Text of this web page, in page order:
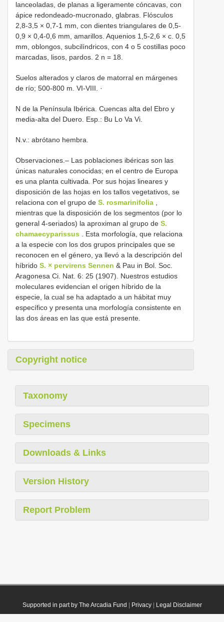
lanceoladas, de planas a ligeramente cóncavas, con
ápice redondeado-mucronado, glabras. Flósculos
2,8-3,5 × 0,7-1 mm, con dientes triangulares de 0,5-
0,9 × 0,4-0,6 mm, amarillos. Aquenios 1,5-2,6 × c. 0,5
mm, oblongos, subcilíndricos, con 4 o 5 costillas poco
marcadas, lisos, pardos. 2 n = 18.
Suelos alterados y claros de matorral en márgenes
de río; 500-800 m. VI-VIII. ·
N de la Península Ibérica. Cuencas alta del Ebro y
media-alta del Duero. Esp.: Bu Lo Va Vi.
N.v.: abrótano hembra.
Observaciones.– Las poblaciones ibéricas son las
únicas naturales conocidas; en el centro de Europa
es una planta cultivada. Por sus hojas lineares y
disposición de las hojas en los tallos vegetativos, se
relaciona con el grupo de S. rosmarinifolia ,
mientras que la disposición de los segmentos (por lo
general 4-seriados) la aproximan al grupo de S.
chamaecyparissus . Esta morfología, que relaciona
a la especie con los dos grupos principales que se
reconocen en el género, ya llevó a la descripción del
híbrido S. × pervirens Sennen & Pau in Bol. Soc.
Aragonesa Ci. Nat. 6: 25 (1907). Nuestros estudios
moleculares evidencian el origen híbrido de la
especie, la cual se ha adaptado a un hábitat muy
específico y presenta una morfología consistente en
las dos áreas en las que está presente.
Copyright notice
Taxonomy
Specimens
Downloads & Links
Version History
Report Problem
Supported in part by The Arcadia Fund Privacy| Legal Disclaimer